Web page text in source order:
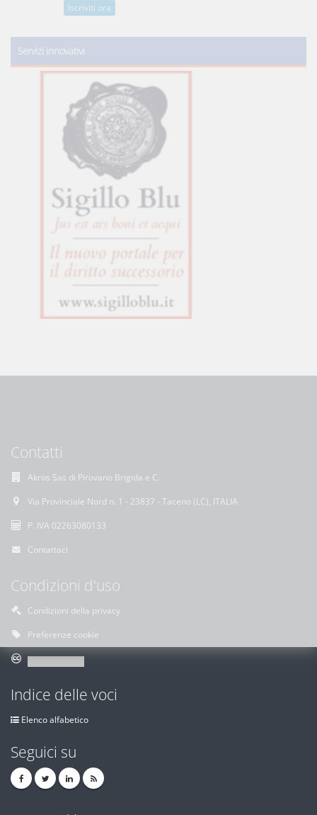
Iscriviti ora
Servizi innovativi
Contatti
Akros Sas di Pirovano Brigida e C.
Via Provinciale Nord n. 1 - 23837 - Taceno (LC), ITALIA
P. IVA 02263080133
Contattaci
Condizioni d'uso
Condizioni della privacy
Preferenze cookie
Indice delle voci
Elenco alfabetico
Seguici su